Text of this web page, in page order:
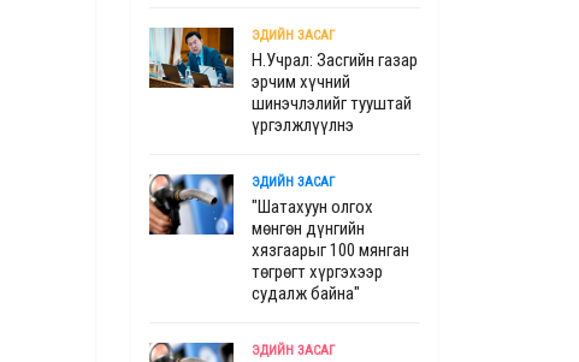
ЭДИЙН ЗАСАГ
Н.Учрал: Засгийн газар
эрчим хүчний
шинэчлэлийг тууштай
үргэлжлүүлнэ
ЭДИЙН ЗАСАГ
"Шатахуун олгох
мөнгөн дүнгийн
хязгаарыг 100 мянган
төгрөгт хүргэхээр
судалж байна"
ЭДИЙН ЗАСАГ